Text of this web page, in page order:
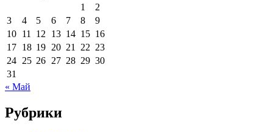
1
2
3
4 5 6 7 8
9
10 11 12 13 14 15 16
17 18 19 20 21 22 23
24 25 26 27 28 29 30
31
« Май
Рубрики